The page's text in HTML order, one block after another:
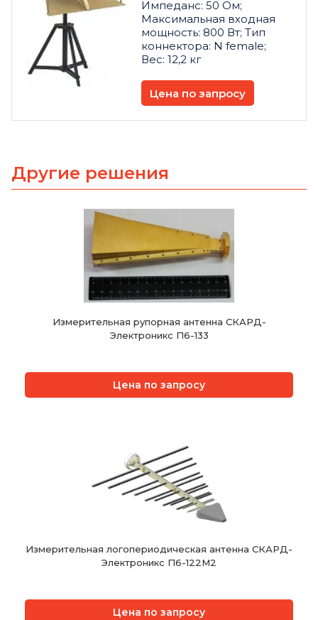
Импеданс: 50 Ом;
Максимальная входная
мощность: 800 Вт; Тип
коннектора: N female;
Вес: 12,2 кг
Цена по запросу
Другие решения
Измерительная рупорная антенна СКАРД-
Электроникс П6-133
Цена по запросу
Измерительная логопериодическая антенна СКАРД-
Электроникс П6-122М2
Цена по запросу